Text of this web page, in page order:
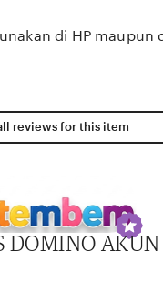
di HP maupun
reviews for this item
DOMINO